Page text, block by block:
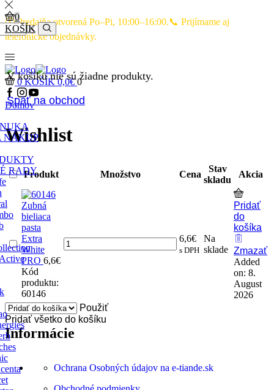
🕙 Predajňa otvorená Po–Pi, 10:00–16:00.📞 Prijímame aj
telefonické objednávky.
NÁKUP
RADY
0KOŠÍK0,0€ 0
0
KOŠÍK
V košíku nie sú žiadne produkty.
Späť na obchod
Domov
Wishlist
Produkt Množstvo Cena
Stav
skladu
Akcia
Zubná
bieliaca
pasta
Extra
White
PRO 6,6€
Kód
produktu:
60146
6,6€
s DPH
Na
sklade
Pridať
do
košíka
Zmazať
Added
on: 8.
August
2026
Použiť
Pridať všetko do košíku
Informácie
Ochrana Osobných údajov na e-tiande.sk